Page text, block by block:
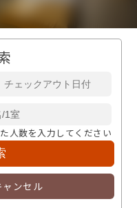
人数を入力してください
ンセル